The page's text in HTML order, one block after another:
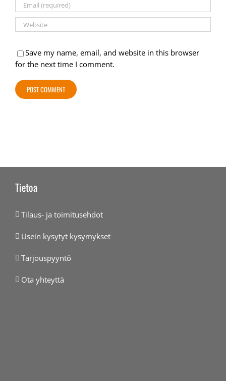
Save my name, email, and website in this browser
for the next time I comment.
Tietoa
Tilaus- ja toimitusehdot
Usein kysytyt kysymykset
Tarjouspyyntö
Ota yhteyttä